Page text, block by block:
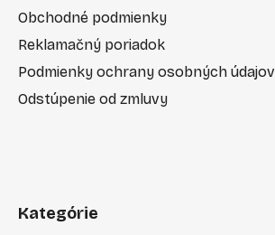
Obchodné podmienky
Reklamačný poriadok
Podmienky ochrany osobných údajov
Odstúpenie od zmluvy
Kategórie